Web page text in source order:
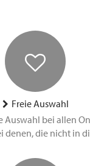
Freie Auswahl
Auswahl bei allen
denen, die nicht in